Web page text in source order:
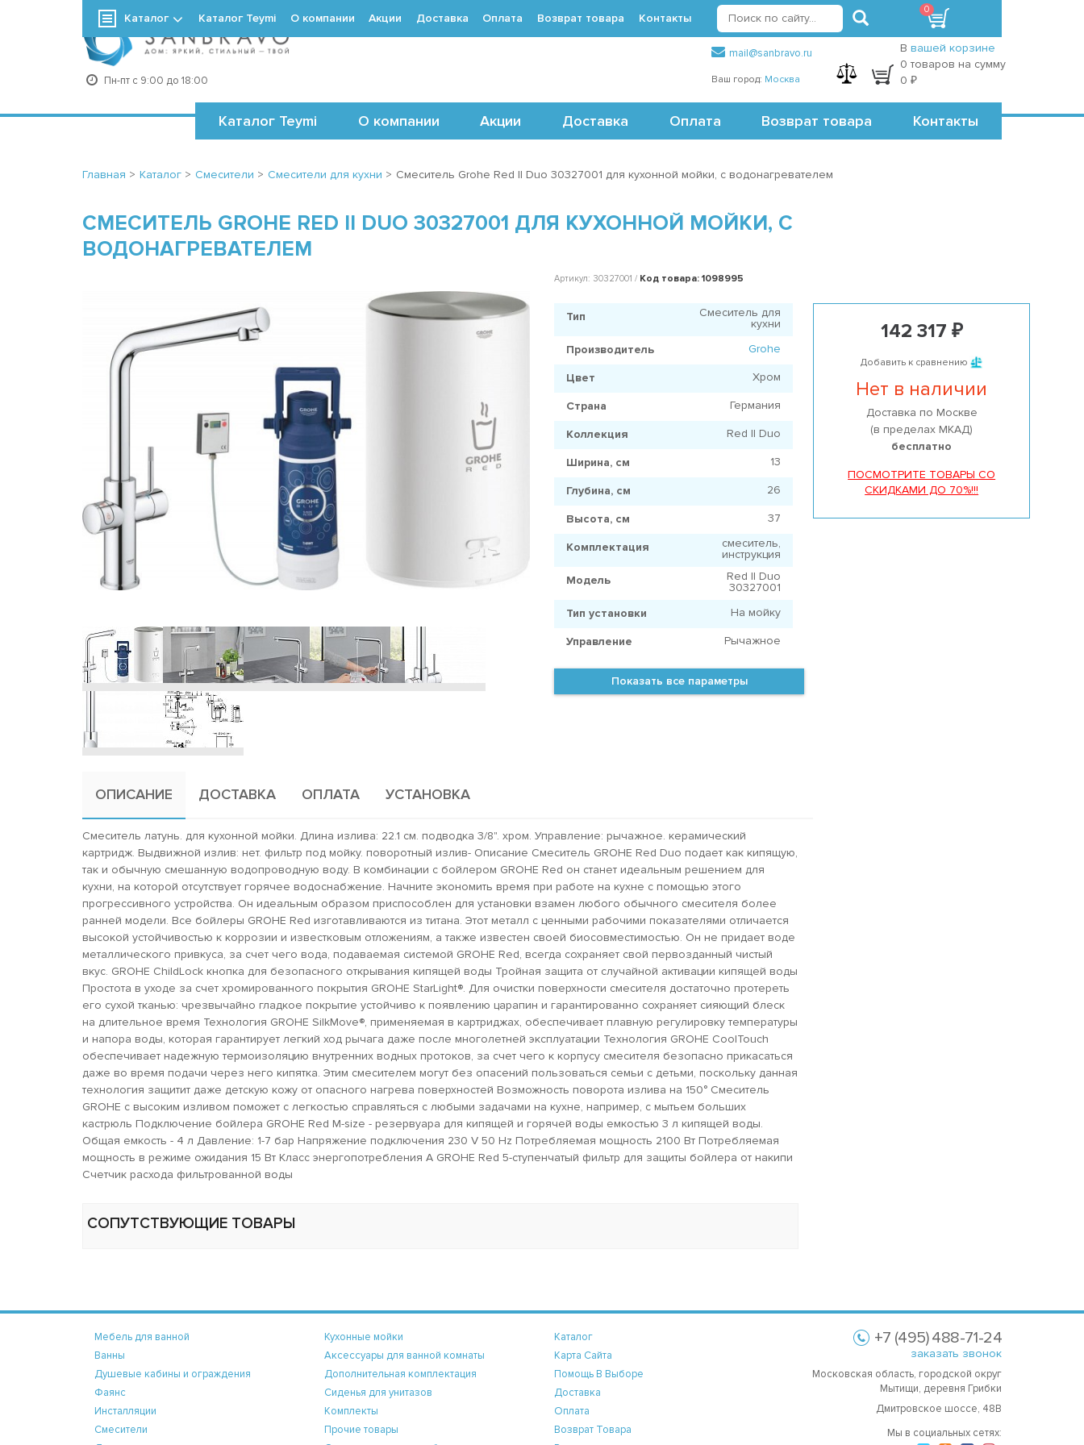
Пн-пт с 9:00 до 18:00
+7 (495) 488-71-24 Точки самовывоза
mail@sanbravo.ru
Ваш город: Москва
регистрация
В вашей корзине
0 товаров на сумму
0 ₽
Каталог Teymi О компании Акции Доставка Оплата Возврат товара Контакты
Каталог Каталог Teymi О компании Акции Доставка Оплата Возврат товара Контакты
0
Главная > Каталог > Смесители > Смесители для кухни > Смеситель Grohe Red II Duo 30327001 для кухонной мойки, с водонагревателем
СМЕСИТЕЛЬ GROHE RED II DUO 30327001 ДЛЯ КУХОННОЙ МОЙКИ, С
ВОДОНАГРЕВАТЕЛЕМ
Артикул: 30327001 / Код товара: 1098995
142 317 ₽
Добавить к сравнению
Нет в наличии
Доставка по Москве
(в пределах МКАД)
бесплатно
ПОСМОТРИТЕ ТОВАРЫ СО
СКИДКАМИ ДО 70%!!!
Тип
Смеситель для
кухни
Производитель
Grohe
Цвет Хром
Страна Германия
Коллекция Red II Duo
Ширина, см 13
Глубина, см 26
Высота, см 37
Комплектация
смеситель,
инструкция
Модель
Red II Duo
30327001
Тип установки
На мойку
Управление Рычажное
Показать все параметры
ОПИСАНИЕ ДОСТАВКА ОПЛАТА УСТАНОВКА
Смеситель латунь. для кухонной мойки. Длина излива: 22.1 см. подводка 3/8". хром. Управление: рычажное. керамический
картридж. Выдвижной излив: нет. фильтр под мойку. поворотный излив- Описание Смеситель GROHE Red Duo подает как кипящую,
так и обычную смешанную водопроводную воду. В комбинации с бойлером GROHE Red он станет идеальным решением для
кухни, на которой отсутствует горячее водоснабжение. Начните экономить время при работе на кухне с помощью этого
прогрессивного устройства. Он идеальным образом приспособлен для установки взамен любого обычного смесителя более
ранней модели. Все бойлеры GROHE Red изготавливаются из титана. Этот металл с ценными рабочими показателями отличается
высокой устойчивостью к коррозии и известковым отложениям, а также известен своей биосовместимостью. Он не придает воде
металлического привкуса, за счет чего вода, подаваемая системой GROHE Red, всегда сохраняет свой первозданный чистый
вкус. GROHE ChildLock кнопка для безопасного открывания кипящей воды Тройная защита от случайной активации кипящей воды
Простота в уходе за счет хромированного покрытия GROHE StarLight®. Для очистки поверхности смесителя достаточно протереть
его сухой тканью: чрезвычайно гладкое покрытие устойчиво к появлению царапин и гарантированно сохраняет сияющий блеск
на длительное время Технология GROHE SilkMove®, применяемая в картриджах, обеспечивает плавную регулировку температуры
и напора воды, которая гарантирует легкий ход рычага даже после многолетней эксплуатации Технология GROHE CoolTouch
обеспечивает надежную термоизоляцию внутренних водных протоков, за счет чего к корпусу смесителя безопасно прикасаться
даже во время подачи через него кипятка. Этим смесителем могут без опасений пользоваться семьи с детьми, поскольку данная
технология защитит даже детскую кожу от опасного нагрева поверхностей Возможность поворота излива на 150° Смеситель
GROHE с высоким изливом поможет с легкостью справляться с любыми задачами на кухне, например, с мытьем больших
кастрюль Подключение бойлера GROHE Red M-size - резервуара для кипящей и горячей воды емкостью 3 л кипящей воды.
Общая емкость - 4 л Давление: 1-7 бар Напряжение подключения 230 V 50 Hz Потребляемая мощность 2100 Вт Потребляемая
мощность в режиме ожидания 15 Вт Класс энергопотребления А GROHE Red 5-ступенчатый фильтр для защиты бойлера от накипи
Счетчик расхода фильтрованной воды
СОПУТСТВУЮЩИЕ ТОВАРЫ
Мебель для ванной
Ванны
Душевые кабины и ограждения
Фаянс
Инсталляции
Смесители
Кухонные мойки
Аксессуары для ванной комнаты
Дополнительная комплектация
Сиденья для унитазов
Комплекты
Прочие товары
Каталог
Карта Сайта
Помощь В Выборе
Доставка
Оплата
Возврат Товара
+7 (495) 488-71-24
заказать звонок
Московская область, городской округ
Мытищи, деревня Грибки
Дмитровское шоссе, 48В
Мы в социальных сетях: